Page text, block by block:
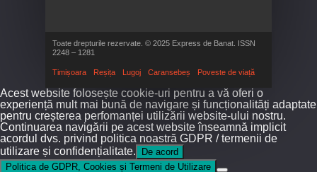
Toate drepturile rezervate. © 2025 Express de Banat. ISSN
2248 – 1281
Timișoara Reșița Lugoj Caransebeș Poveste de viață
Acest website folosește cookie-uri pentru a vă oferi o
experiență mult mai bună de navigare și funcționalități adaptate
pentru creșterea perfomanței utilizării website-ului nostru.
Continuarea navigării pe acest website înseamnă implicit
acordul dvs. privind politica noastră GDPR / termenii de
utilizare și confidențialitate.
De acord
Politica de GDPR, Cookies și Termeni de Utilizare